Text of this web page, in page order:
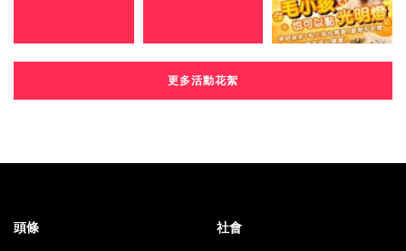
更多活動花絮
頭條 社會